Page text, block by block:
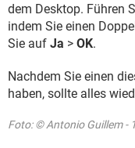
dem Desktop. Führen
indem Sie einen
Sie auf Ja > OK.
Nachdem Sie einen
haben, sollte alles
Foto: © Antonio Guillem -